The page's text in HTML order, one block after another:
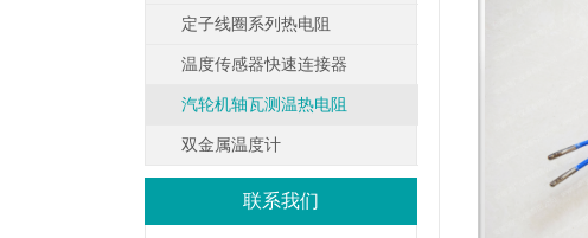
定子线圈系列热电阻
温度传感器快速连接器
汽轮机轴瓦测温热电阻
双金属温度计
联系我们